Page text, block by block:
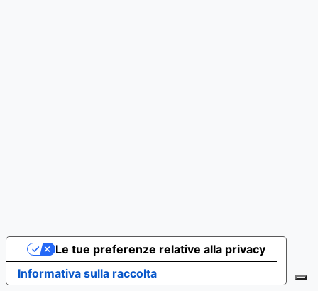
Informativa sulla raccolta
Le tue preferenze relative alla privacy